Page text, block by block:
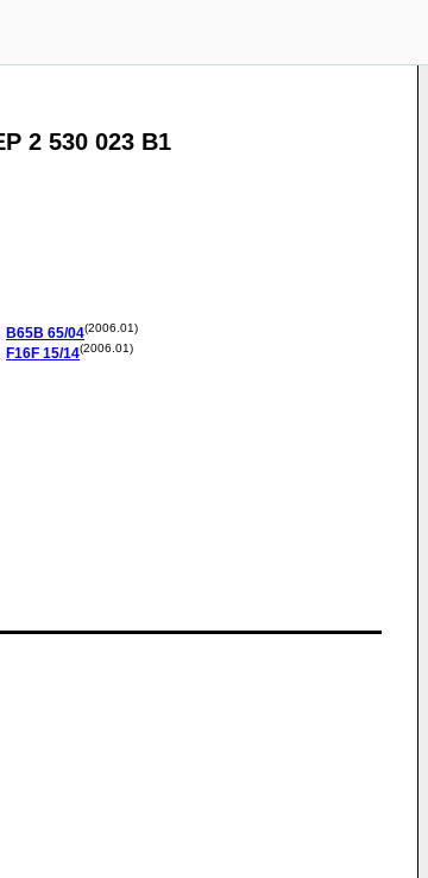
2 530 023 B1
B65B 65/04(2006.01)
F16F 15/14(2006.01)